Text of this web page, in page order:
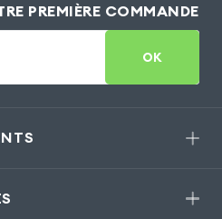
PREMIÈRE COMMANDE
OK